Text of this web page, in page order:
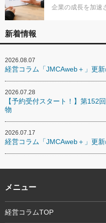
企業の成長を加速
新着情報
2026.08.07
経営コラム「JMCAweb＋」更
2026.07.28
【予約受付スタート！】第152
物
2026.07.17
経営コラム「JMCAweb＋」更
メニュー
経営コラムTOP